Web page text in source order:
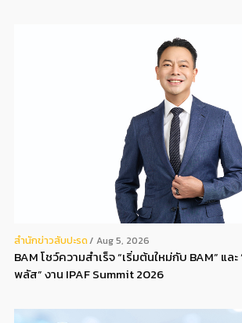
สํานักข่าวสับปะรด Aug 5, 2026
BAM โชว์ความสำเร็จ “เริ่มต้นใหม่กับ BAM” แล
พลัส” งาน IPAF Summit 2026